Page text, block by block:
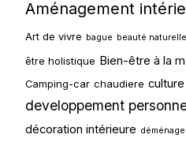
Aménagement
Art de vivre bague beauté naturelle
être holistique Bien-être à la
Camping-car chaudiere
developpement
décoration intérieure